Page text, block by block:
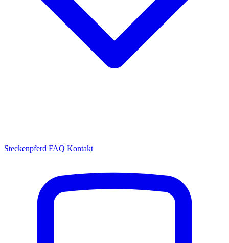
Steckenpferd FAQ Kontakt